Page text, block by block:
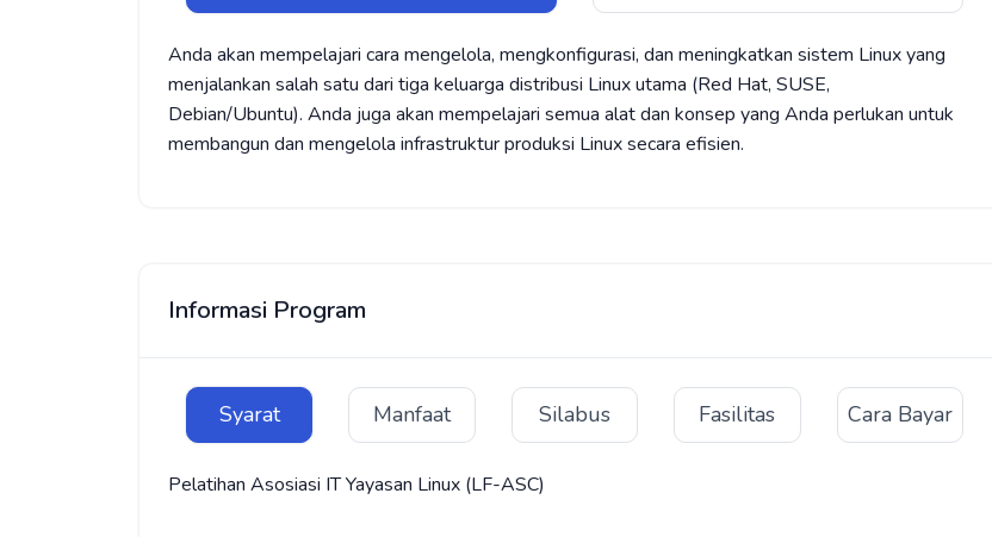
Anda akan mempelajari cara mengelola, mengkonfigurasi, dan meningkatkan sistem Linux yang
menjalankan salah satu dari tiga keluarga distribusi Linux utama (Red Hat, SUSE,
Debian/Ubuntu). Anda juga akan mempelajari semua alat dan konsep yang Anda perlukan untuk
membangun dan mengelola infrastruktur produksi Linux secara efisien.
Informasi Program
Syarat Manfaat Silabus Fasilitas Cara Bayar
Pelatihan Asosiasi IT Yayasan Linux (LF-ASC)